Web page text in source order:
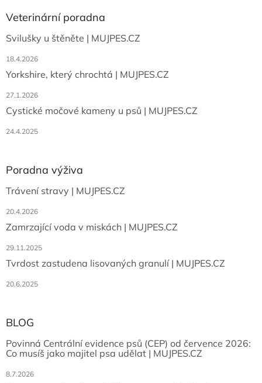
aVeterinární poradna
Svilušky u štěněte | MUJPES.CZ
18.4.2026
Yorkshire, který chrochtá | MUJPES.CZ
27.1.2026
Cystické močové kameny u psů | MUJPES.CZ
24.4.2025
Poradna výživa
Trávení stravy | MUJPES.CZ
20.4.2026
Zamrzající voda v miskách | MUJPES.CZ
29.11.2025
Tvrdost zastudena lisovaných granulí | MUJPES.CZ
20.6.2025
BLOG
Povinná Centrální evidence psů (CEP) od července 2026:
Co musíš jako majitel psa udělat | MUJPES.CZ
8.7.2026